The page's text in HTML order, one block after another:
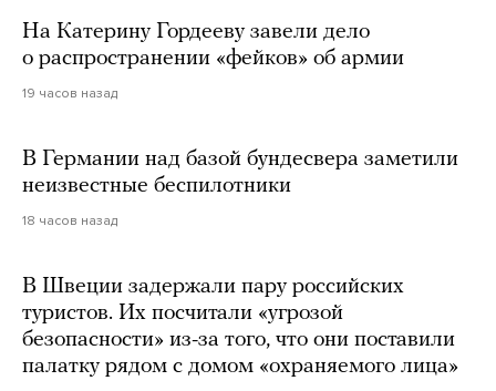
На Катерину Гордееву завели дело
о распространении «фейков» об армии
19 часов назад
В Германии над базой бундесвера заметили
неизвестные беспилотники
18 часов назад
В Швеции задержали пару российских
туристов. Их посчитали «угрозой
безопасности» из-за того, что они поставили
палатку рядом с домом «охраняемого лица»